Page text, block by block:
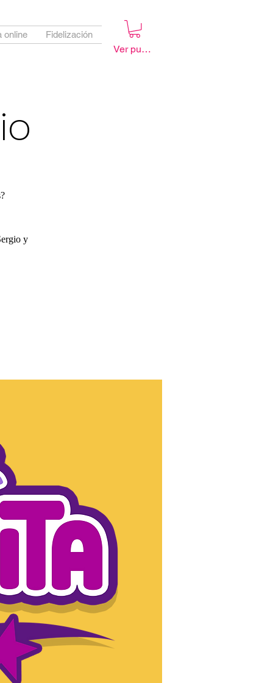
online Fidelización
Ver puntos
y